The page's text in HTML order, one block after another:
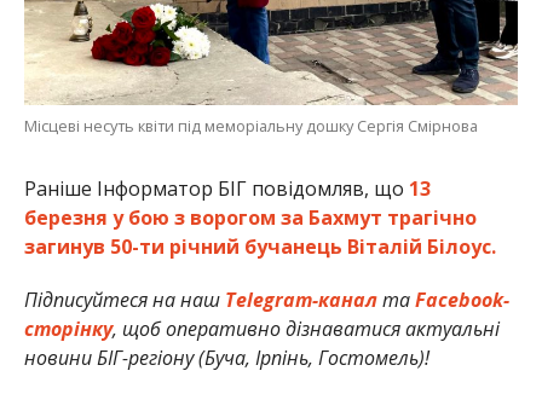
Місцеві несуть квіти під меморіальну дошку Сергія Смірнова
Раніше Інформатор БІГ повідомляв, що 13
березня у бою з ворогом за Бахмут трагічно
загинув 50-ти річний бучанець Віталій Білоус.
Підписуйтеся на наш Telegram-канал таFacebook-
сторінку, щоб оперативно дізнаватися актуальні
новини БІГ-регіону (Буча, Ірпінь, Гостомель)!